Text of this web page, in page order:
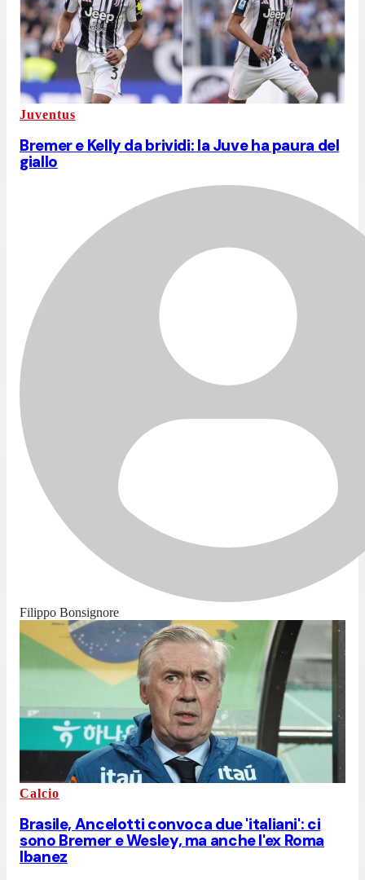
Juventus
Bremer e Kelly da brividi: la Juve ha paura del
giallo
Filippo Bonsignore
Calcio
Brasile, Ancelotti convoca due 'italiani': ci
sono Bremer e Wesley, ma anche l'ex Roma
Ibanez